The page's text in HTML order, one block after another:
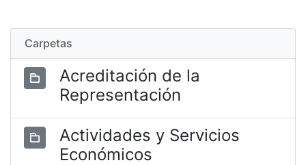
Carpetas
Acreditación de la
Representación
Actividades y Servicios
Económicos